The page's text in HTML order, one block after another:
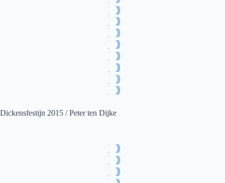
Dickensfestijn 2015 / Peter ten Dijke